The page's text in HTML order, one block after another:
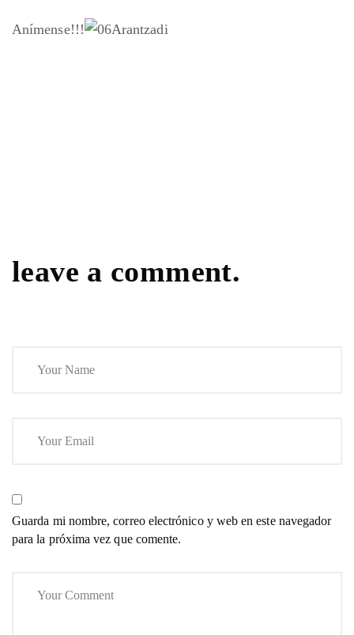
Anímense!!!
leave a comment.
Guarda mi nombre, correo electrónico y web en este navegador
para la próxima vez que comente.